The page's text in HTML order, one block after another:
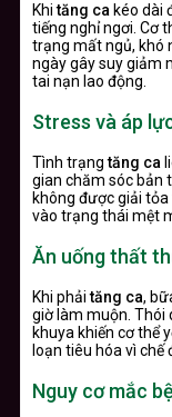
Khităng ca kéo dài
tiếng nghỉ ngơi. Cơ
trạng mất ngủ, khó
ngày gây suy giảm
tai nạn lao động.
Stress và áp
Tình trạngtăng ca
gian chăm sóc bản
không được giải
vào trạng thái mệt
Ăn uống thất
Khi phảităng ca,
giờ làm muộn. Thói
khuya khiến cơ thể
loạn tiêu hóa vì chế
Nguy cơ mắc